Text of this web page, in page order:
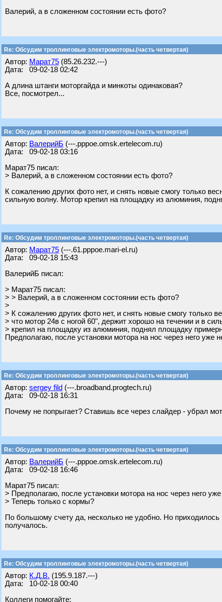
Валерий, а в сложенном состоянии есть фото?
Re: Обсудим троллинговые электромоторы.(часть четвертая)
Автор: Марат75 (85.26.232.---)
Дата: 09-02-18 02:42
А длина штанги моторгайда и минкоты одинаковая?
Все, посмотрел...
Re: Обсудим троллинговые электромоторы.(часть четвертая)
Автор: ВалерийБ (---.pppoe.omsk.ertelecom.ru)
Дата: 09-02-18 03:16
Марат75 писал:
> Валерий, а в сложенном состоянии есть фото?
К сожалению других фото нет, и снять новые смогу только
сильную волну. Мотор крепил на площадку из алюминия,
Re: Обсудим троллинговые электромоторы.(часть четвертая)
Автор: Марат75 (---.61.pppoe.mari-el.ru)
Дата: 09-02-18 15:43
ВалерийБ писал:
> Марат75 писал:
> > Валерий, а в сложенном состоянии есть фото?
>
> К сожалению других фото нет, и снять новые смогу только
> что мотор 24в с ногой 60", держит хорошо на течении и в
> крепил на площадку из алюминия, поднял площадку
Предполагаю, после установки мотора на нос через него уже
Re: Обсудим троллинговые электромоторы.(часть четвертая)
Автор: sergey fild (---.broadband.progtech.ru)
Дата: 09-02-18 16:31
Почему не попрыгает? Ставишь все через слайдер - убрал
Re: Обсудим троллинговые электромоторы.(часть четвертая)
Автор: ВалерийБ (---.pppoe.omsk.ertelecom.ru)
Дата: 09-02-18 16:46
Марат75 писал:
> Предполагаю, после установки мотора на нос через него
> Теперь только с кормы?
По большому счету да, несколько не удобно. Но приходилось
получалось.
Re: Обсудим троллинговые электромоторы.(часть четвертая)
Автор: К.Д.В. (195.9.187.---)
Дата: 10-02-18 00:40
Коллеги помогайте: